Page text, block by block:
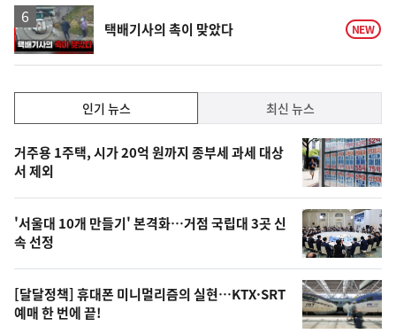
영
상
택배기사의 촉이 맞았다 NEW
기,
최
신,
오
늘
의
영
상
인기 뉴스 최신 뉴스
인
기
뉴
스
거주용 1주택, 시가 20억 원까지 종부세 과세 대상
서 제외
'서울대 10개 만들기' 본격화…거점 국립대 3곳 신
속 선정
[달달정책] 휴대폰 미니멀리즘의 실현…KTX·SRT
예매 한 번에 끝!